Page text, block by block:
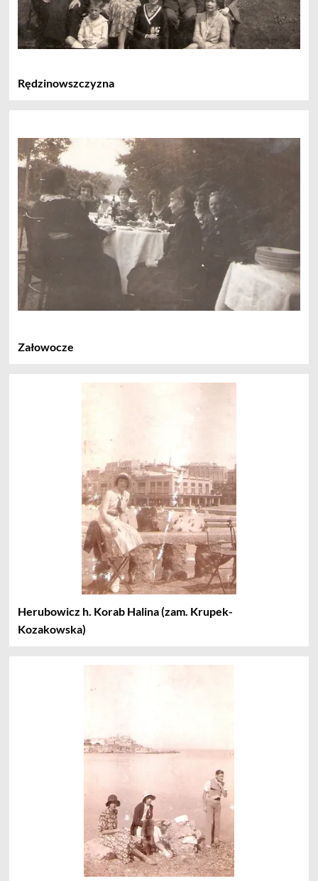
Rędzinowszczyzna
Załowocze
Herubowicz h. Korab Halina (zam. Krupek-
Kozakowska)